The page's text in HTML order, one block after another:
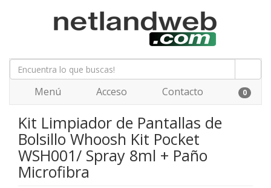
Menú Acceso Contacto 0
Kit Limpiador de Pantallas de
Bolsillo Whoosh Kit Pocket
WSH001/ Spray 8ml + Paño
Microfibra